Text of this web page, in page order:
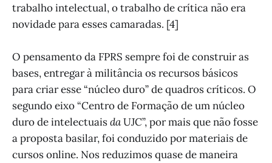
trabalho intelectual, o trabalho de crítica não era
novidade para esses camaradas. [4]
O pensamento da FPRS sempre foi de construir as
bases, entregar à militância os recursos básicos
para criar esse “núcleo duro” de quadros críticos. O
segundo eixo “Centro de Formação de um núcleo
duro de intelectuaisdaUJC”, por mais que não fosse
a proposta basilar, foi conduzido por materiais de
cursos online. Nos reduzimos quase de maneira